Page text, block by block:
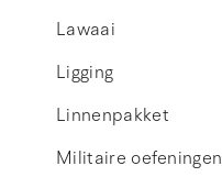
Lawaai
Ligging
Linnenpakket
Militaire oefeningen